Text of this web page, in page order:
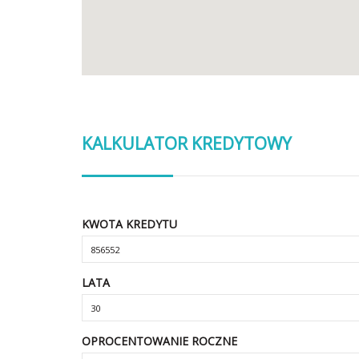
KALKULATOR KREDYTOWY
KWOTA KREDYTU
LATA
OPROCENTOWANIE ROCZNE